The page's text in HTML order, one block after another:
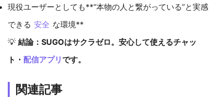
現役ユーザーとしても**“本物の人と繋がっている”と実感
できる 安全 な環境**
💡 結論：SUGOはサクラゼロ。安心して使えるチャッ
ト・ 配信アプリです。
関連記事